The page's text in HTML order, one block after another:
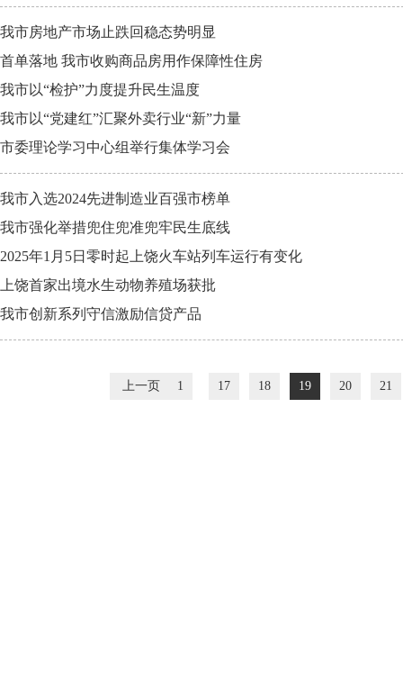
我市房地产市场止跌回稳态势明显
首单落地 我市收购商品房用作保障性住房
我市以“检护”力度提升民生温度
我市以“党建红”汇聚外卖行业“新”力量
市委理论学习中心组举行集体学习会
我市入选2024先进制造业百强市榜单
我市强化举措兜住兜准兜牢民生底线
2025年1月5日零时起上饶火车站列车运行有变化
上饶首家出境水生动物养殖场获批
我市创新系列守信激励信贷产品
上一页 1 17 18 19 20 21